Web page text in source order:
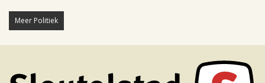
Meer Politiek